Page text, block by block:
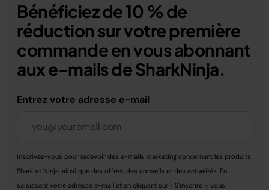
Bénéficiez de 10 % de
réduction sur votre première
commande en vous abonnant
aux e-mails de SharkNinja.
Entrez votre adresse e-mail
Inscrivez-vous pour recevoir des e-mails marketing concernant les produits
Shark et Ninja, ainsi que des offres, des conseils et des actualités. En
saisissant votre adresse e-mail et en cliquant sur « S'inscrire », vous